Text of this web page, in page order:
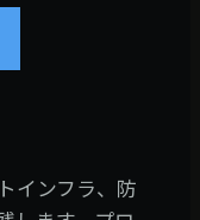
インフラ、防